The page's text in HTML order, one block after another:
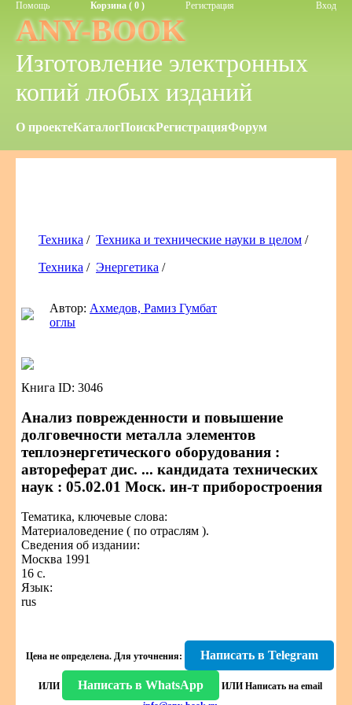
Помощь Корзина ( 0 ) Регистрация Вход
ANY-BOOK
Изготовление электронных
копий любых изданий
О проектеКаталогПоискРегистрацияФорум
Техника / Техника и технические науки в целом /
Техника / Энергетика /
Автор: Ахмедов, Рамиз Гумбат
оглы
Книга ID: 3046
Анализ поврежденности и повышение
долговечности металла элементов
теплоэнергетического оборудования :
автореферат дис. ... кандидата технических
наук : 05.02.01 Моск. ин-т приборостроения
Тематика, ключевые слова:
Материаловедение ( по отраслям ).
Сведения об издании:
Москва 1991
16 с.
Язык:
rus
Цена не определена. Для уточнения: Написать в Telegram
ИЛИ Написать в WhatsApp ИЛИ Написать на email